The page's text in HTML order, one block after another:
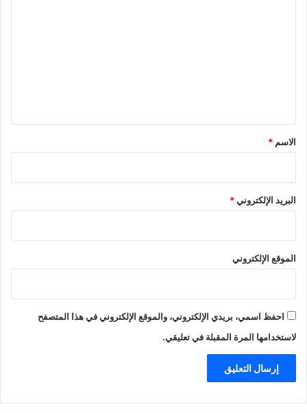
*
الاسم *
البريد الإلكتروني*
الموقع الإلكتروني
احفظ اسمي، بريدي الإلكتروني، والموقع الإلكتروني في هذا المتصفح
لاستخدامها المرة المقبلة في تعليقي.